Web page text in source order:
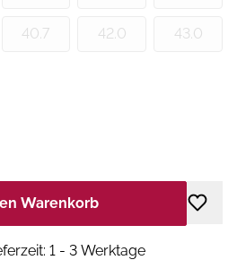
40.7 42.0 43.0
Warenkorb
1 - 3 Werktage